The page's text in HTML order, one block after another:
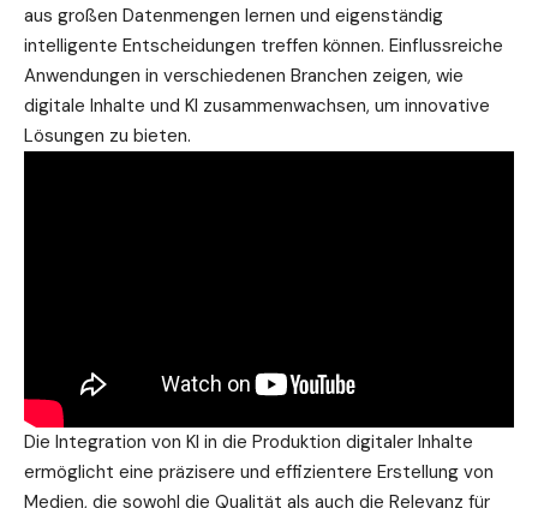
aus großen Datenmengen lernen und eigenständig
intelligente Entscheidungen treffen können. Einflussreiche
Anwendungen in verschiedenen Branchen zeigen, wie
digitale Inhalte und KI zusammenwachsen, um innovative
Lösungen zu bieten.
Die Integration von KI in die Produktion digitaler Inhalte
ermöglicht eine präzisere und effizientere Erstellung von
Medien, die sowohl die Qualität als auch die Relevanz für